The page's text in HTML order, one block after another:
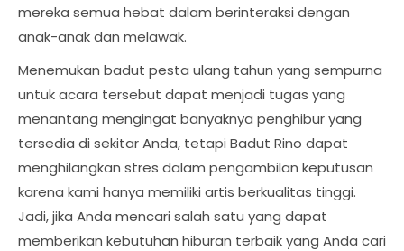
mereka semua hebat dalam berinteraksi dengan
anak-anak dan melawak.
Menemukan badut pesta ulang tahun yang sempurna
untuk acara tersebut dapat menjadi tugas yang
menantang mengingat banyaknya penghibur yang
tersedia di sekitar Anda, tetapi Badut Rino dapat
menghilangkan stres dalam pengambilan keputusan
karena kami hanya memiliki artis berkualitas tinggi.
Jadi, jika Anda mencari salah satu yang dapat
memberikan kebutuhan hiburan terbaik yang Anda cari